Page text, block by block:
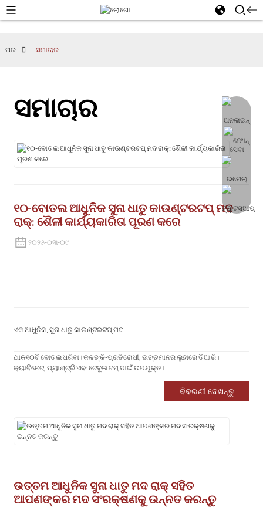
ଘର ସମାଚାର
ସମାଚାର
୧୦-ବୋତଲ ଆଧୁନିକ ସୁନା ଧାତୁ କାଉଣ୍ଟରଟପ୍ ମଦ
ରାକ୍: ଶୈଳୀ କାର୍ଯ୍ୟକାରିତା ପୂରଣ କରେ
୨୦୨୫-୦୩-୦୯
ଏକ ଆଧୁନିକ, ସୁନା ଧାତୁ କାଉଣ୍ଟରଟପ୍ ମଦ
ଥାକ୧୦ଟି ବୋତଲ ଧରିବା। କଳଙ୍କି-ପ୍ରତିରୋଧୀ, ଉଚ୍ଚମାନର ଲୁହାରେ ତିଆରି।
କ୍ୟାବିନେଟ୍, ପ୍ୟାଣ୍ଟ୍ରି ଏବଂ ଟେବୁଲ ଟପ୍ ପାଇଁ ଉପଯୁକ୍ତ।
ବିବରଣୀ ଦେଖନ୍ତୁ
ଉତ୍ତମ ଆଧୁନିକ ସୁନା ଧାତୁ ମଦ ରାକ୍ ସହିତ
ଆପଣଙ୍କର ମଦ ସଂରକ୍ଷଣକୁ ଉନ୍ନତ କରନ୍ତୁ